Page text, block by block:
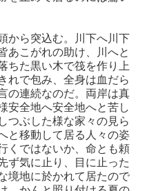
から突込む。川下へ川下
あこがれの助け、川へと
ちた黒い木で筏を作り上
れで包み、全身は血だら
の連続なのだ。両岸は真
安全地へ安全地へと苦し
つぶした様な家々の見ら
と移動して居る人々の姿
くではないか、命とも頼
ず気に止り、目に止った
境地に於かれて居たので